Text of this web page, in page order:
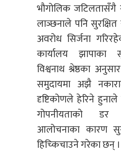
भौगोलिक जटिलतासँगै
लाञ्छनाले पनि
अवरोध सिर्जना
कार्यालय झापाका
विश्वनाथ श्रेष्ठका
समुदायमा अझै
दृष्टिकोणले हेरिने
गोपनीयताको
आलोचनाका कारण
हिच्किचाउने गरेका छन् ।